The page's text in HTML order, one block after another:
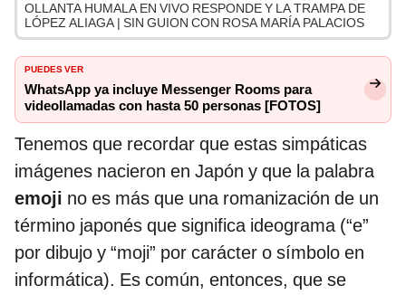
OLLANTA HUMALA EN VIVO RESPONDE Y LA TRAMPA DE
LÓPEZ ALIAGA | SIN GUION CON ROSA MARÍA PALACIOS
PUEDES VER
WhatsApp ya incluye Messenger Rooms para
videollamadas con hasta 50 personas [FOTOS]
Tenemos que recordar que estas simpáticas
imágenes nacieron en Japón y que la palabra
emoji no es más que una romanización de un
término japonés que significa ideograma (“e”
por dibujo y “moji” por carácter o símbolo en
informática). Es común, entonces, que se